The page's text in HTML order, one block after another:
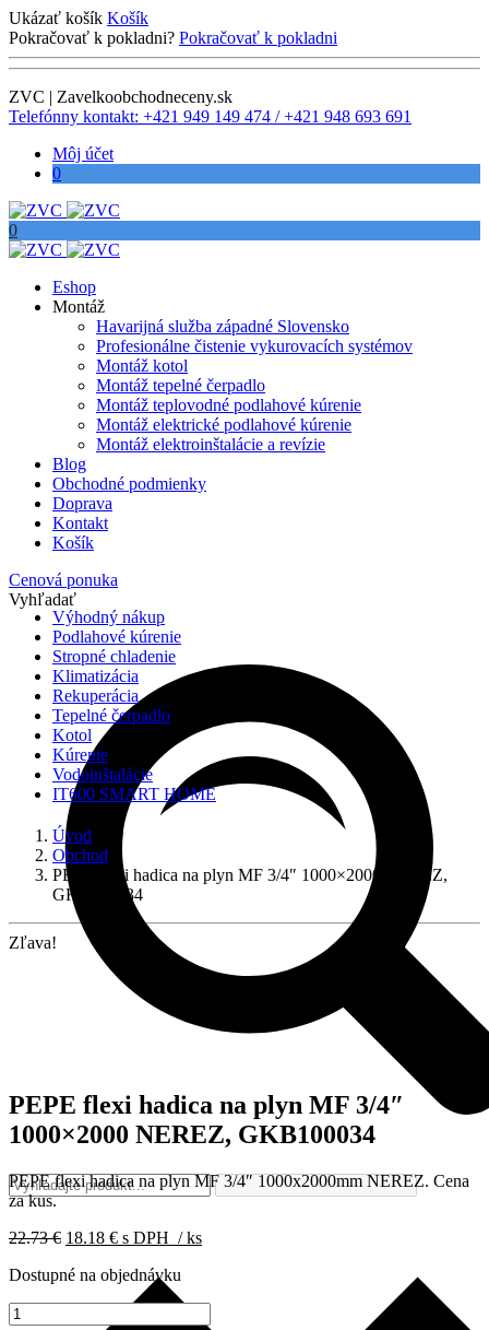
Ukázať košík Košík
Pokračovať k pokladni? Pokračovať k pokladni
ZVC | Zavelkoobchodneceny.sk
Telefónny kontakt: +421 949 149 474 / +421 948 693 691
Môj účet
0
0
Eshop
Montáž
Havarijná služba západné Slovensko
Profesionálne čistenie vykurovacích systémov
Montáž kotol
Montáž tepelné čerpadlo
Montáž teplovodné podlahové kúrenie
Montáž elektrické podlahové kúrenie
Montáž elektroinštalácie a revízie
Blog
Obchodné podmienky
Doprava
Kontakt
Košík
Cenová ponuka
Vyhľadať
Výhodný nákup
Podlahové kúrenie
Stropné chladenie
Klimatizácia
Rekuperácia
Tepelné čerpadlo
Kotol
Kúrenie
Vodoinštalácie
IT600 SMART HOME
Úvod
Obchod
PEPE flexi hadica na plyn MF 3/4″ 1000×2000 NEREZ,
GKB100034
Zľava!
PEPE flexi hadica na plyn MF 3/4″
1000×2000 NEREZ, GKB100034
PEPE flexi hadica na plyn MF 3/4″ 1000x2000mm NEREZ. Cena
za kus.
22.73€ Pôvodná
bola:
18.18 €Aktuálna
je:
18.18 €.
s DPH / ks
Dostupné na objednávku
množstvo